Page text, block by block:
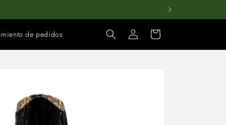
de pedidos
Iniciar
sesión
Carrito